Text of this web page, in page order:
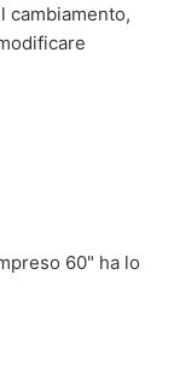
cambiamento,
60" ha lo